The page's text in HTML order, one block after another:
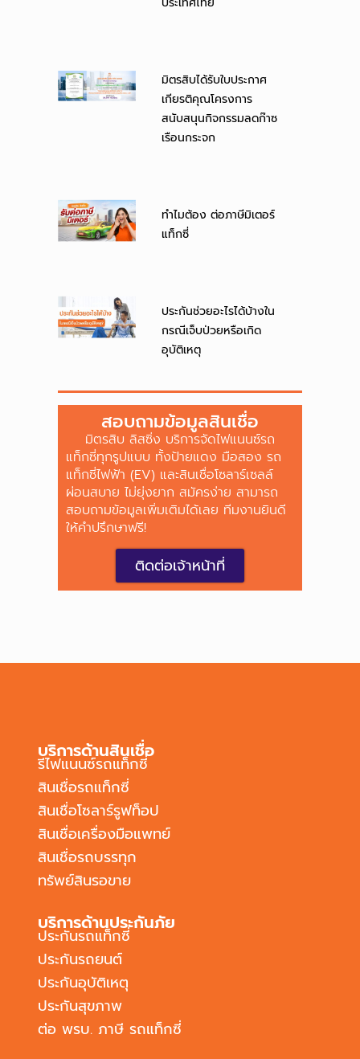
มิตรสิบได้รับใบประกาศ
เกียรติคุณโครงการ
สนับสนุนกิจกรรมลดก๊าซ
เรือนกระจก
ทำไมต้อง ต่อภาษีมิเตอร์
แท็กซี่
ประกันช่วยอะไรได้บ้างใน
กรณีเจ็บป่วยหรือเกิด
อุบัติเหตุ
สอบถามข้อมูลสินเชื่อ
มิตรสิบ ลิสซิ่ง บริการจัดไฟแนนซ์รถ
แท็กซี่ทุกรูปแบบ ทั้งป้ายแดง มือสอง รถ
แท็กซี่ไฟฟ้า (EV) และสินเชื่อโซลาร์เซลล์
ผ่อนสบาย ไม่ยุ่งยาก สมัครง่าย สามารถ
สอบถามข้อมูลเพิ่มเติมได้เลย ทีมงานยินดี
ให้คำปรึกษาฟรี!
ติดต่อเจ้าหน้าที่
บริการด้านสินเชื่อ
รีไฟแนนซ์รถแท็กซี่
สินเชื่อรถแท็กซี่
สินเชื่อโซลาร์รูฟท็อป
สินเชื่อเครื่องมือแพทย์
สินเชื่อรถบรรทุก
ทรัพย์สินรอขาย
บริการด้านประกันภัย
ประกันรถแท็กซี่
ประกันรถยนต์
ประกันอุบัติเหตุ
ประกันสุขภาพ
ต่อ พรบ. ภาษี รถแท็กซี่